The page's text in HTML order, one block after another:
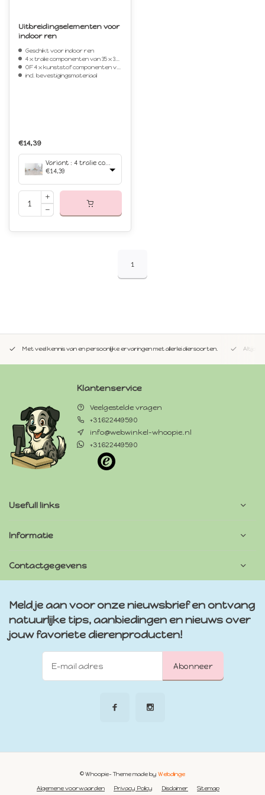
Uitbreidingselementen voor
indoor ren
Geschikt voor indoor ren
4 x tralie componenten van 35 x 35 cm
OF 4 x kunststof componenten van 35 x 35 cm
incl. bevestigingsmateriaal
€14,39
Variant : 4 tralie componenten
€14,39
1
Met veel kennis van en persoonlijke ervaringen met allerlei diersoorten. Altijd
Klantenservice
Veelgestelde vragen
+31622449590
info@webwinkel-whoopie.nl
+31622449590
Usefull links
Informatie
Contactgegevens
Meld je aan voor onze nieuwsbrief en ontvang
natuurlijke tips, aanbiedingen en nieuws over
jouw favoriete dierenproducten!
Abonneer
Algemene voorwaarden Privacy Policy Disclaimer Sitemap
© Whoopie- Theme made by Webdinge